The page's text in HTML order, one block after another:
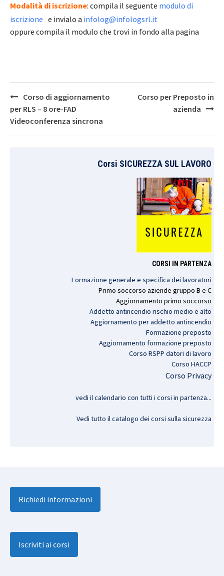
Modalità di iscrizione: compila il seguente modulo di
iscrizione e invialo a infolog@infologsrl.it
oppure compila il modulo che trovi in fondo alla pagina
Post
navigation
Corso di aggiornamento
per RLS – 8 ore-FAD
Videoconferenza sincrona
Corso per Preposto in
azienda
Corsi SICUREZZA SUL LAVORO
CORSI IN PARTENZA
Formazione generale e specifica dei lavoratori
Primo soccorso aziende gruppo B e C
Aggiornamento primo soccorso
Addetto antincendio rischio medio e alto
Aggiornamento per addetto antincendio
Formazione preposto
Aggiornamento formazione preposto
Corso RSPP datori di lavoro
Corso HACCP
Corso Privacy
vedi il calendario con tutti i corsi in partenza...
Vedi tutto il catalogo dei corsi sulla sicurezza
Richiedi informazioni
Iscriviti ai corsi